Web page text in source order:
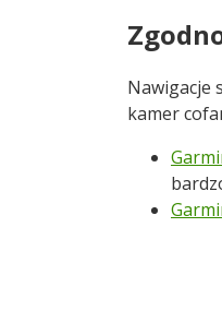
Nawigacje
kamer